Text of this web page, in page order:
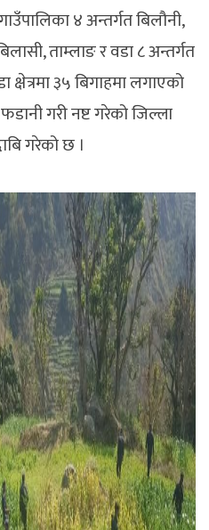
४ अन्तर्गत बिलौनी,
ताम्लाङ र वडा ८ अन्तर्गत
३५ बिगाहमा लगाएको
गरी नष्ट गरेको जिल्ला
गरेको छ ।